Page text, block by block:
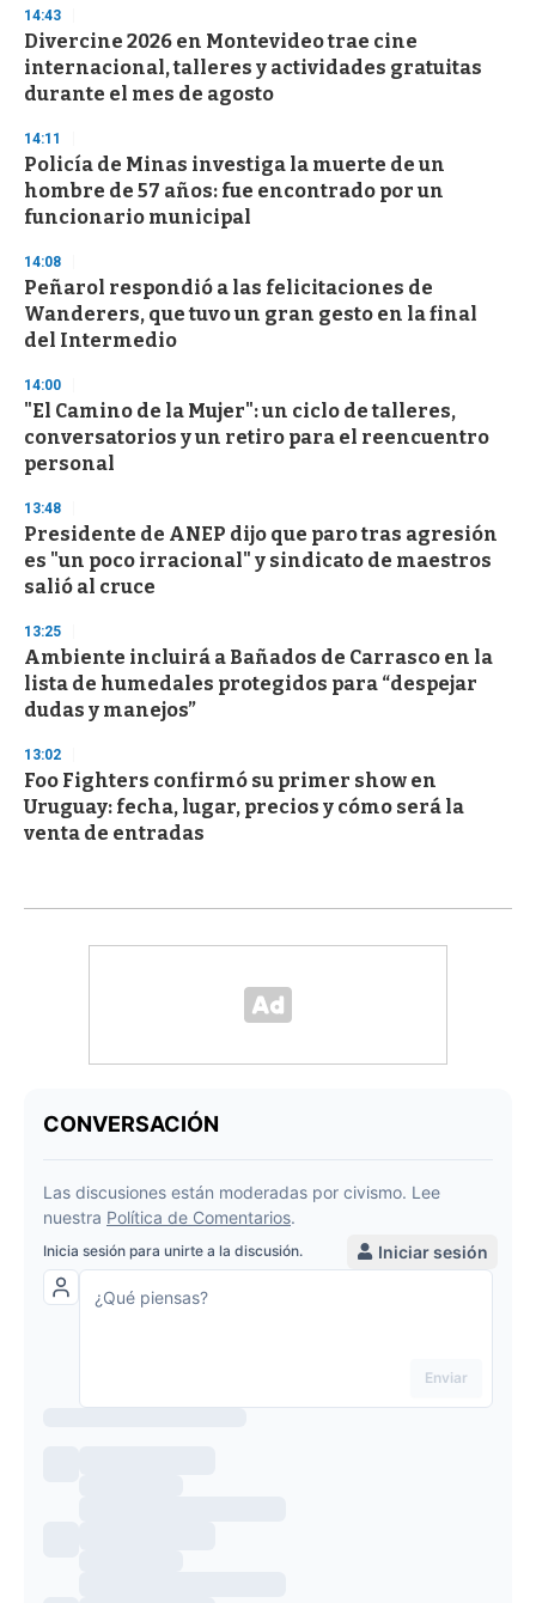
s
e
c
o
n
14:43
Divercine 2026 en Montevideo trae cine
internacional, talleres y actividades gratuitas
durante el mes de agosto
14:11
Policía de Minas investiga la muerte de un
hombre de 57 años: fue encontrado por un
funcionario municipal
14:08
Peñarol respondió a las felicitaciones de
Wanderers, que tuvo un gran gesto en la final
del Intermedio
14:00
"El Camino de la Mujer": un ciclo de talleres,
conversatorios y un retiro para el reencuentro
personal
13:48
Presidente de ANEP dijo que paro tras agresión
es "un poco irracional" y sindicato de maestros
salió al cruce
13:25
Ambiente incluirá a Bañados de Carrasco en la
lista de humedales protegidos para “despejar
dudas y manejos”
13:02
Foo Fighters confirmó su primer show en
Uruguay: fecha, lugar, precios y cómo será la
venta de entradas